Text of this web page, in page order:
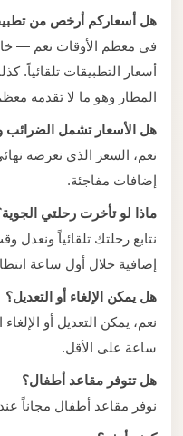
هل أسعاركم أرخص من
في معظم الأوقات نعم —
أسعار التطبيقات تلقائياً.
المطار وهو ما لا تقدمه معظم
هل الأسعار تشمل الضرائب
نعم، السعر الذي نعرضه
إضافات مفاجئة.
ماذا لو تأخرت رحلتي الجوية؟
نتابع رحلتك تلقائياً
إضافية خلال أول ساعة انتظار.
هل يمكن الإلغاء أو التعديل؟
ساعة على الأقل.
هل تتوفر مقاعد أطفال؟
نوفر مقاعد أطفال مجاناً